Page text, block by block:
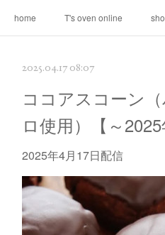
home T's oven online
2025.04.17 08:07
ココアスコーン
ロ使用）【～2025
2025年4月17日配信